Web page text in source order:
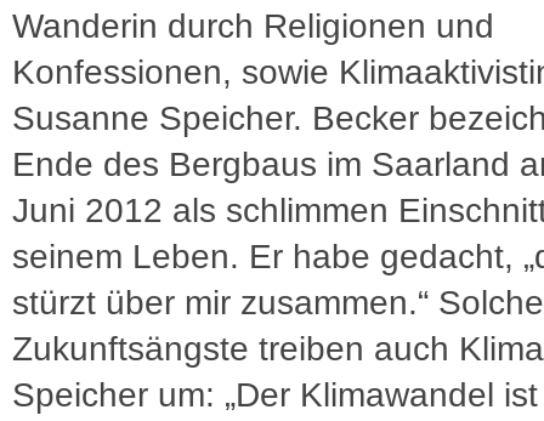
Wanderin durch Religionen und
Konfessionen, sowie
Susanne Speicher. Becker
Ende des Bergbaus im Saarland
Juni 2012 als schlimmen
seinem Leben. Er habe gedacht,
stürzt über mir zusammen.“ Solche
Zukunftsängste treiben auch
Speicher um: „Der Klimawandel ist